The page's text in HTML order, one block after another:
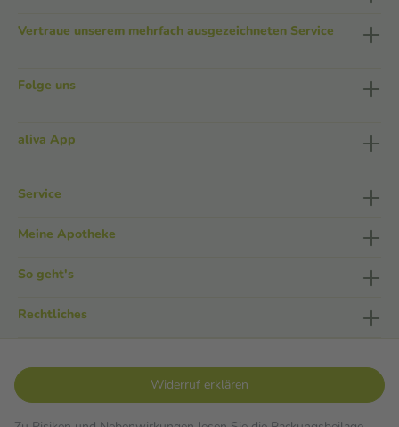
Vertraue unserem mehrfach ausgezeichneten Service
Folge uns
aliva App
Service
Meine Apotheke
So geht's
Rechtliches
Widerruf erklären